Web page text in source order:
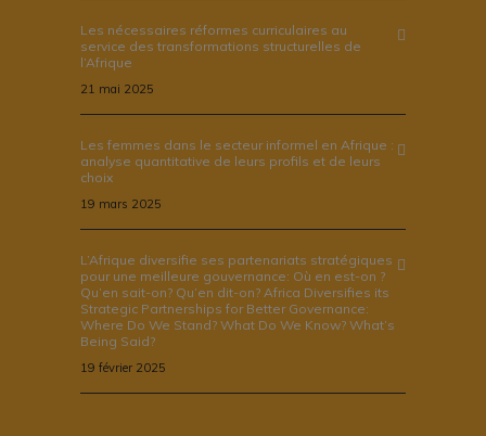
Les nécessaires réformes curriculaires au
service des transformations structurelles de
l’Afrique
21 mai 2025
Les femmes dans le secteur informel en Afrique :
analyse quantitative de leurs profils et de leurs
choix
19 mars 2025
L’Afrique diversifie ses partenariats stratégiques
pour une meilleure gouvernance: Où en est-on ?
Qu’en sait-on? Qu’en dit-on? Africa Diversifies its
Strategic Partnerships for Better Governance:
Where Do We Stand? What Do We Know? What’s
Being Said?
19 février 2025